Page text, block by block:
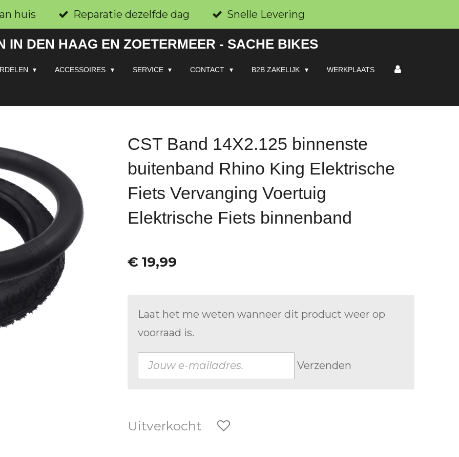
huis Reparatie dezelfde dag Snelle Levering
IN DEN HAAG EN ZOETERMEER - SACHE BIKES
ACCESSOIRES SERVICE CONTACT B2B ZAKELIJK WERKPLAATS
CST Band 14X2.125 binnenste
buitenband Rhino King Elektrische
Fiets Vervanging Voertuig
Elektrische Fiets binnenband
€ 19,99
Laat het me weten wanneer dit product weer op
voorraad is.
Verzenden
Uitverkocht